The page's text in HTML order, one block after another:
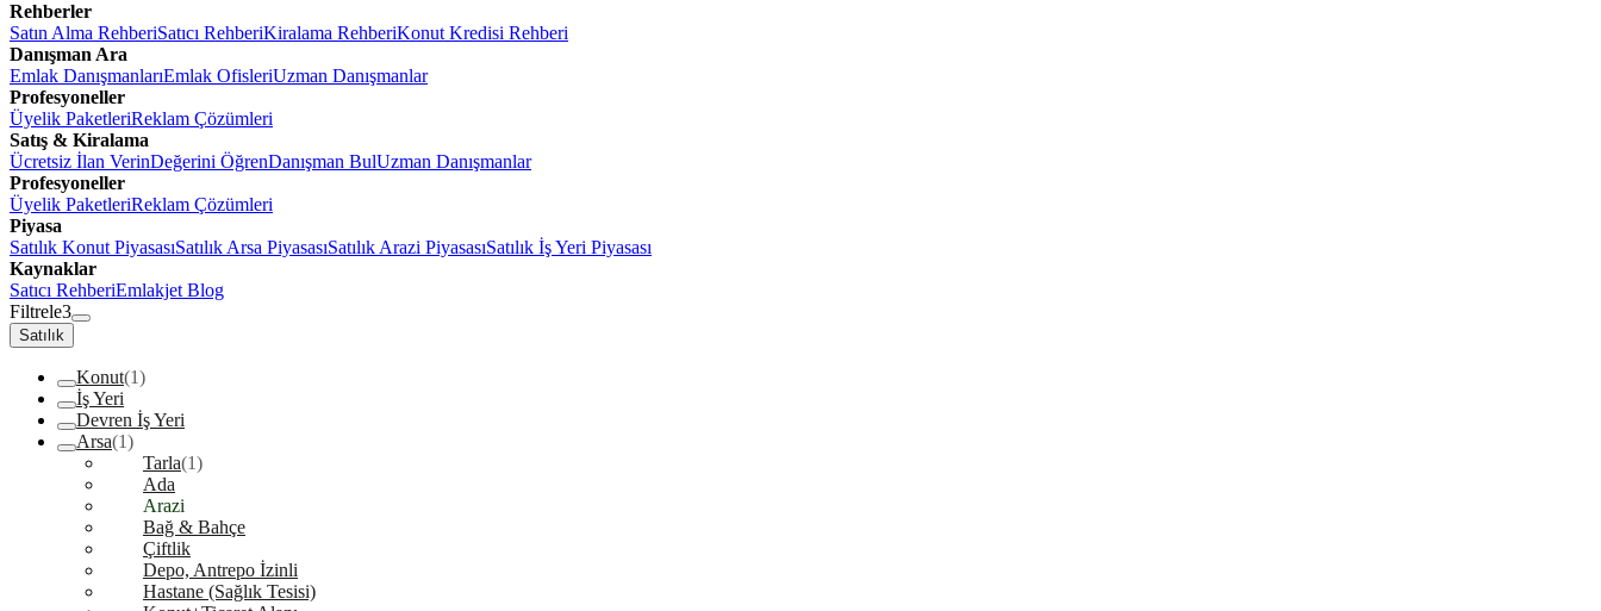
Rehberler
Satın Alma RehberiSatıcı RehberiKiralama RehberiKonut Kredisi Rehberi
Danışman Ara
Emlak DanışmanlarıEmlak OfisleriUzman Danışmanlar
Profesyoneller
Üyelik PaketleriReklam Çözümleri
Satış & Kiralama
Ücretsiz İlan VerinDeğerini ÖğrenDanışman BulUzman Danışmanlar
Profesyoneller
Üyelik PaketleriReklam Çözümleri
Piyasa
Satılık Konut PiyasasıSatılık Arsa PiyasasıSatılık Arazi PiyasasıSatılık İş Yeri Piyasası
Kaynaklar
Satıcı RehberiEmlakjet Blog
Filtrele3
Satılık
Konut(1)
İş Yeri
Devren İş Yeri
Arsa(1)
Tarla(1)
Ada
Arazi
Bağ & Bahçe
Çiftlik
Depo, Antrepo İzinli
Hastane (Sağlık Tesisi)